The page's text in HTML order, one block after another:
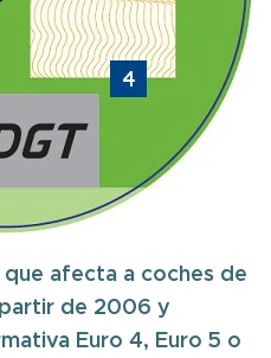
que afecta a coches de
de 2006 y
Euro 4, Euro 5 o